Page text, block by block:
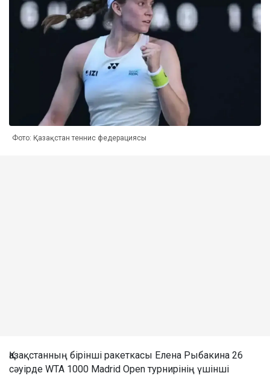
Фото: Қазақстан теннис федерациясы
Қазақстанның бірінші ракеткасы Елена Рыбакина 26
сәуірде WTA 1000 Madrid Open турнирінің үшінші